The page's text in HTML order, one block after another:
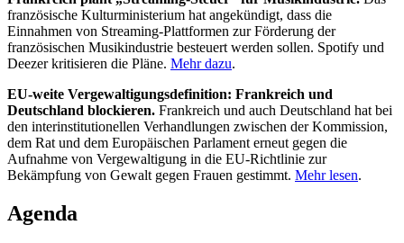
französische Kulturministerium hat angekündigt, dass die
Einnahmen von Streaming-Plattformen zur Förderung der
französischen Musikindustrie besteuert werden sollen. Spotify und
Deezer kritisieren die Pläne. Mehr dazu.
EU-weite Vergewaltigungsdefinition: Frankreich und
Deutschland blockieren. Frankreich und auch Deutschland hat bei
den interinstitutionellen Verhandlungen zwischen der Kommission,
dem Rat und dem Europäischen Parlament erneut gegen die
Aufnahme von Vergewaltigung in die EU-Richtlinie zur
Bekämpfung von Gewalt gegen Frauen gestimmt. Mehr lesen.
Agenda